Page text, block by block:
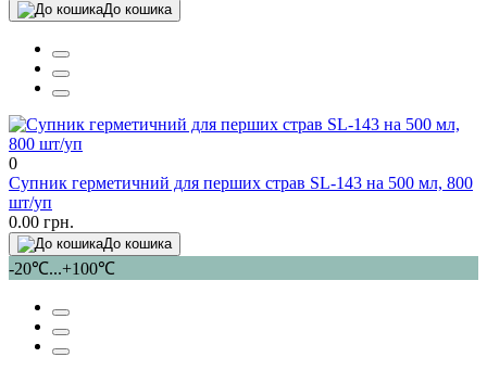
До кошика
0
Супник герметичний для перших страв SL-143 на 500 мл, 800
шт/уп
0.00 грн.
До кошика
-20℃...+100℃